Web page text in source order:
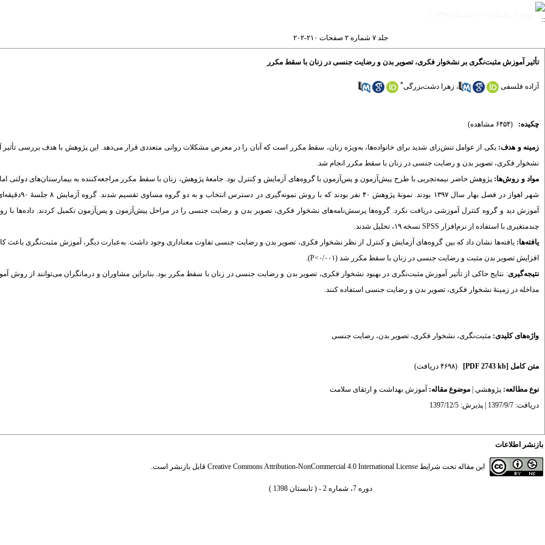
جلد ۷ شماره ۲ صفحات ۲۱۰-۲۰۲
تأثیر آموزش مثبت‌نگری بر نشخوار فکری، تصویر بدن و رضایت جنسی در زنان با سقط مکرر
آزاده فلسفی ، زهرا دشت‌بزرگی*
چکیده: (۶۴۵۴ مشاهده)
زمینه و هدف: یکی از عوامل تنش‌زای شدید برای خانواده‌ها، به‌ویژه زنان، سقط مکرر است که آنان را در معرض مشکلات روانی متعددی قرار می‌دهد. این پژوهش با هدف بررسی
نشخوار فکری، تصویر بدن و رضایت جنسی در زنان با سقط مکرر انجام شد.
مواد و روش‌ها: پژوهش حاضر نیمه‌تجربی با طرح پیش‌آزمون و پس‌آزمون با گروه‌های آزمایش و کنترل بود. جامعۀ پژوهش، زنان با سقط مکرر مراجعه‌کننده به بیمارستان‌های دولتی
شهر اهواز در فصل بهار سال ۱۳۹۷ بودند.
آموزش دید و گروه کنترل آموزشی دریافت نکرد. گروه‌ها پرسش‌نامه‌‌های نشخوار فکری، تصویر بدن و رضایت جنسی را در مراحل پیش‌آزمون و پس‌آزمون تکمیل کردند. داده‌ها با
چندمتغیری با استفاده از نرم‌افزار SPSS نسخه ۱۹، تحلیل شدند.
یافته‌ها: یافته‌ها نشان داد که بین گروه‌های آزمایش و کنترل از نظر نشخوار فکری، تصویر بدن و رضایت جنسی تفاوت معناداری وجود داشت. به‌عبارت دیگر، آموزش مثبت‌نگری
افزایش تصویر بدن مثبت و رضایت جنسی در زنان با سقط مکرر شد (۰/۰۰۱>P).
نتیجه‌گیری: نتایج حاکی از تأثیر آموزش مثبت‌نگری در بهبود نشخوار فکری، تصویر بدن و رضایت جنسی در زنان با سقط مکرر بود. بنابراین مشاوران و درمانگران می‌توانند از روش
مداخله در زمینۀ نشخوار فکری، تصویر بدن و رضایت جنسی استفاده کنند.
واژه‌های کلیدی: مثبت‌نگری، نشخوار فکری، تصویر بدن، رضایت جنسی
متن کامل [PDF 2743 kb] (۴۶۹۸ دریافت)
نوع مطالعه: پژوهشي موضوع مقاله: آموزش بهداشت و ارتقای سلامت
دریافت: 1397/9/7 | پذیرش: 1397/12/5
بازنشر اطلاعات
این مقاله تحت شرایط Creative Commons Attribution-NonCommercial 4.0 International License قابل بازنشر است.
دوره 7، شماره 2 - ( تابستان 1398 )